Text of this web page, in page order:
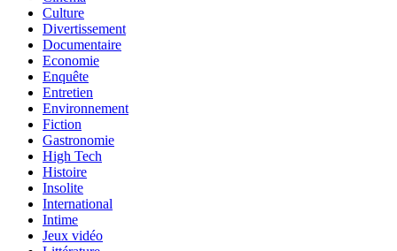
Culture
Divertissement
Documentaire
Economie
Enquête
Entretien
Environnement
Fiction
Gastronomie
High Tech
Histoire
Insolite
International
Intime
Jeux vidéo